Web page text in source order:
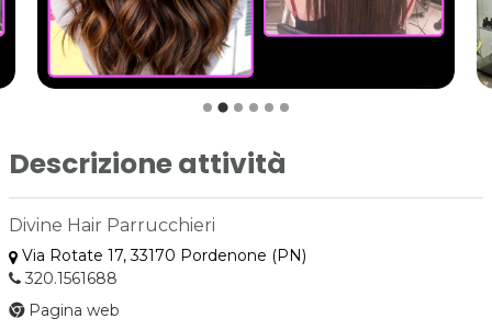
Descrizione attività
Divine Hair Parrucchieri
Via Rotate 17, 33170 Pordenone (PN)
320.1561688
Pagina web